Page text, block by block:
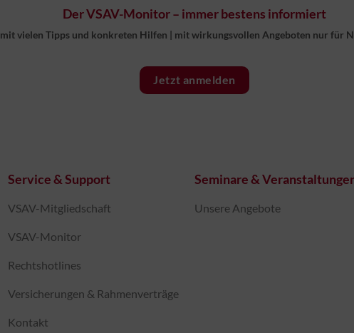
Der VSAV-Monitor – immer bestens informiert
mit vielen Tipps und konkreten Hilfen | mit wirkungsvollen Angeboten nur für
Jetzt anmelden
Service & Support
VSAV-Mitgliedschaft
VSAV-Monitor
Rechtshotlines
Versicherungen & Rahmenverträge
Kontakt
Seminare &
Unsere Angebote